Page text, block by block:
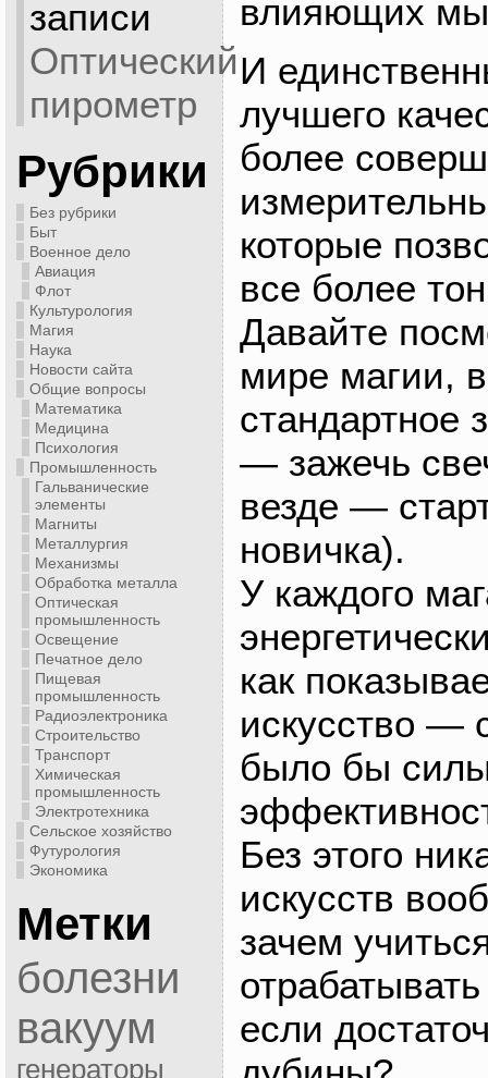
записи
Оптический
пирометр
Рубрики
Без рубрики
Быт
Военное дело
Авиация
Флот
Культурология
Магия
Наука
Новости сайта
Общие вопросы
Математика
Медицина
Психология
Промышленность
Гальванические
элементы
Магниты
Металлургия
Механизмы
Обработка металла
Оптическая
промышленность
Освещение
Печатное дело
Пищевая
промышленность
Радиоэлектроника
Строительство
Транспорт
Химическая
промышленность
Электротехника
Сельское хозяйство
Футурология
Экономика
Метки
болезни
вакуум
генераторы
влияющих
И
лучшего
более
которые
все более
Давайте
мире магии,
стандартное
— зажечь
везде —
новичка).
У каждого
как
искусство —
было бы
Без этого
искусств
зачем
если